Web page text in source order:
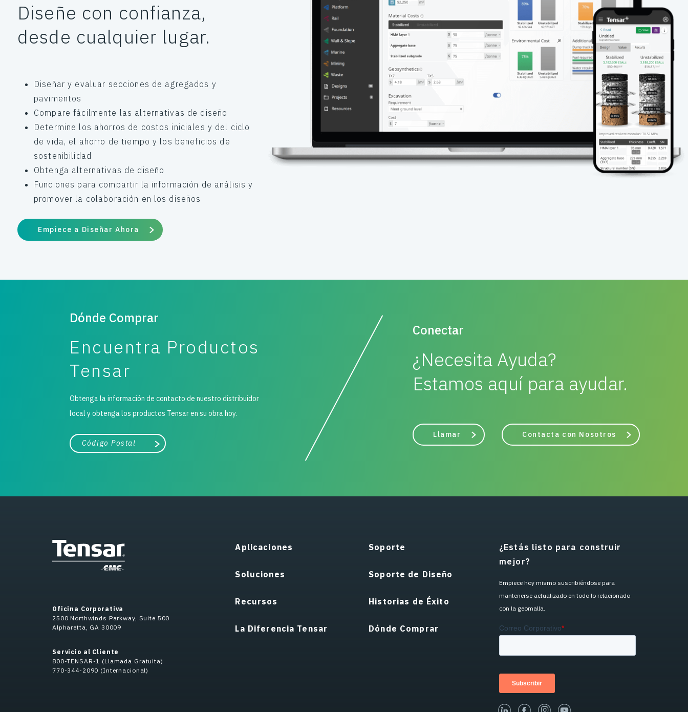
Diseñe con confianza,
desde cualquier lugar.
Diseñar y evaluar secciones de agregados y
pavimentos
Compare fácilmente las alternativas de diseño
Determine los ahorros de costos iniciales y del ciclo
de vida, el ahorro de tiempo y los beneficios de
sostenibilidad
Obtenga alternativas de diseño
Funciones para compartir la información de análisis y
promover la colaboración en los diseños
Empiece a Diseñar Ahora
Dónde Comprar
Encuentra Productos
Tensar
Obtenga la información de contacto de nuestro distribuidor
local y obtenga los productos Tensar en su obra hoy.
Ciudad, estado o código postal
Buscar
Conectar
¿Necesita Ayuda?
Estamos aquí para ayudar.
Llamar Contacta con Nosotros
Oficina Corporativa
2500 Northwinds Parkway, Suite 500
Alpharetta, GA 30009
Servicio al Cliente
800-TENSAR-1 (Llamada Gratuita)
770-344-2090 (Internacional)
Aplicaciones
Soluciones
Recursos
La Diferencia Tensar
Soporte
Soporte de Diseño
Historias de Éxito
Dónde Comprar
¿Estás listo para construir
mejor?
Empiece hoy mismo suscribiéndose para
mantenerse actualizado en todo lo relacionado
con la geomalla.
linked-infacebook
instagram
youtube